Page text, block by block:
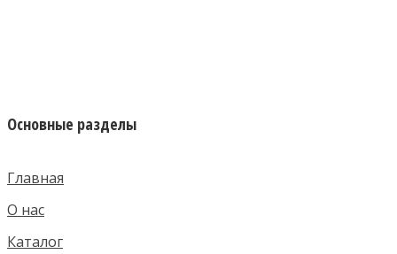
Основные разделы
Главная
О нас
Каталог